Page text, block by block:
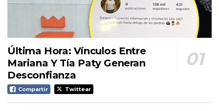
Última Hora: Vínculos Entre
Mariana Y Tía Paty Generan
Desconfianza
Compartir Twittear